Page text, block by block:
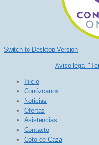
Switch to Desktop Version
Aviso legal
Inicio
Conózcanos
Noticias
Ofertas
Asistencias
Contacto
Coto de Caza